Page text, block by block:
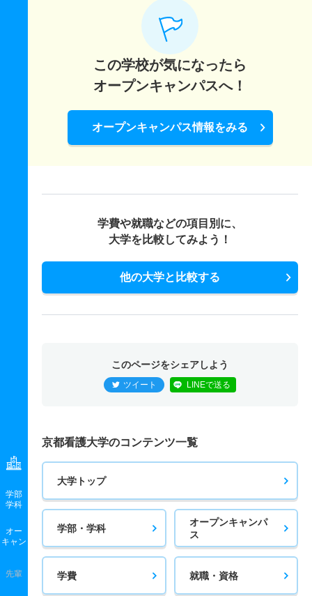
学部
学科
オー
キャン
先輩
この学校が気になったら
オープンキャンパスへ！
オープンキャンパス情報をみる
学費や就職などの項目別に、
大学を比較してみよう！
他の大学と比較する
このページをシェアしよう
ツイート LINEで送る
京都看護大学のコンテンツ一覧
大学トップ
学部・学科
オープンキャンパ
ス
学費 就職・資格